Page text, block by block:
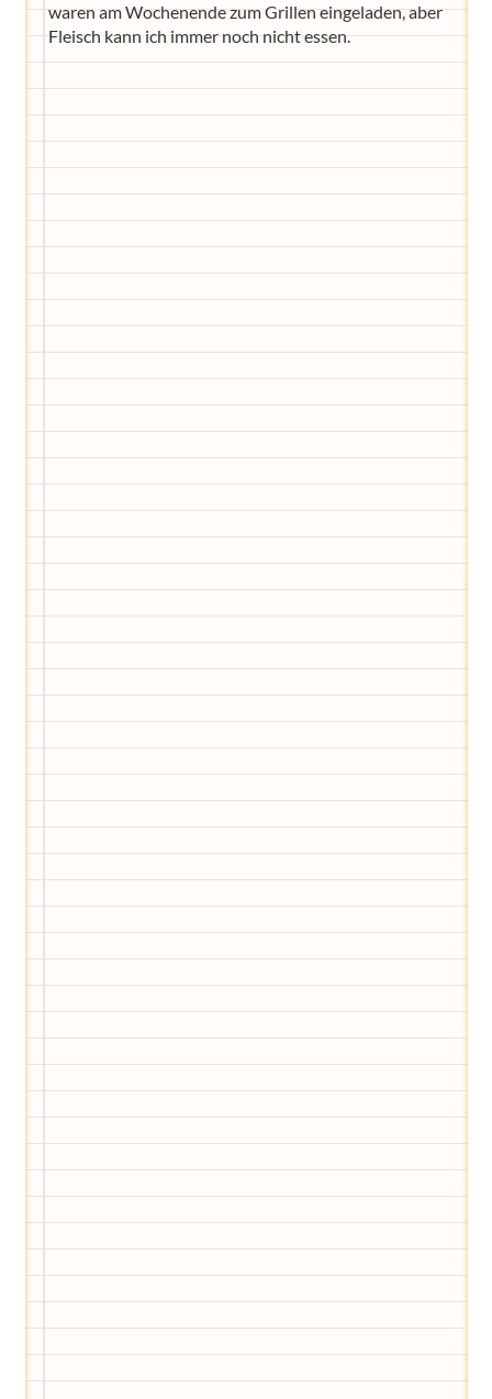
waren am Wochenende zum Grillen eingeladen, aber
Fleisch kann ich immer noch nicht essen.